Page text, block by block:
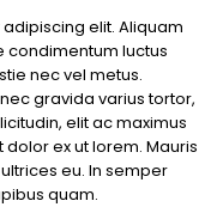
elit. Aliquam
condimentum luctus
nec vel metus.
gravida varius tortor,
elit ac maximus
ex ut lorem. Mauris
eu. In semper
quam.